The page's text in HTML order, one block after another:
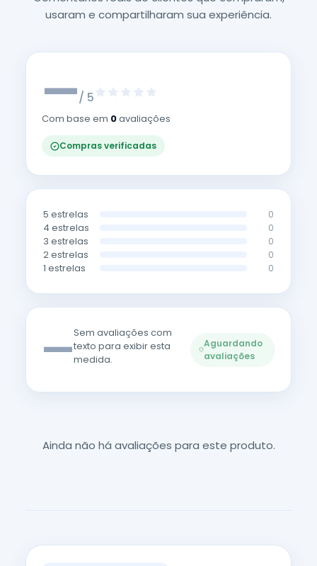
usaram e compartilharam sua experiência.
—/ 5
Com base em 0avaliações
Compras verificadas
5 estrelas 0
4 estrelas 0
3 estrelas 0
2 estrelas 0
1 estrelas 0
—Sem avaliações com
texto para exibir esta
medida.
Aguardando
avaliações
Ainda não há avaliações para este produto.